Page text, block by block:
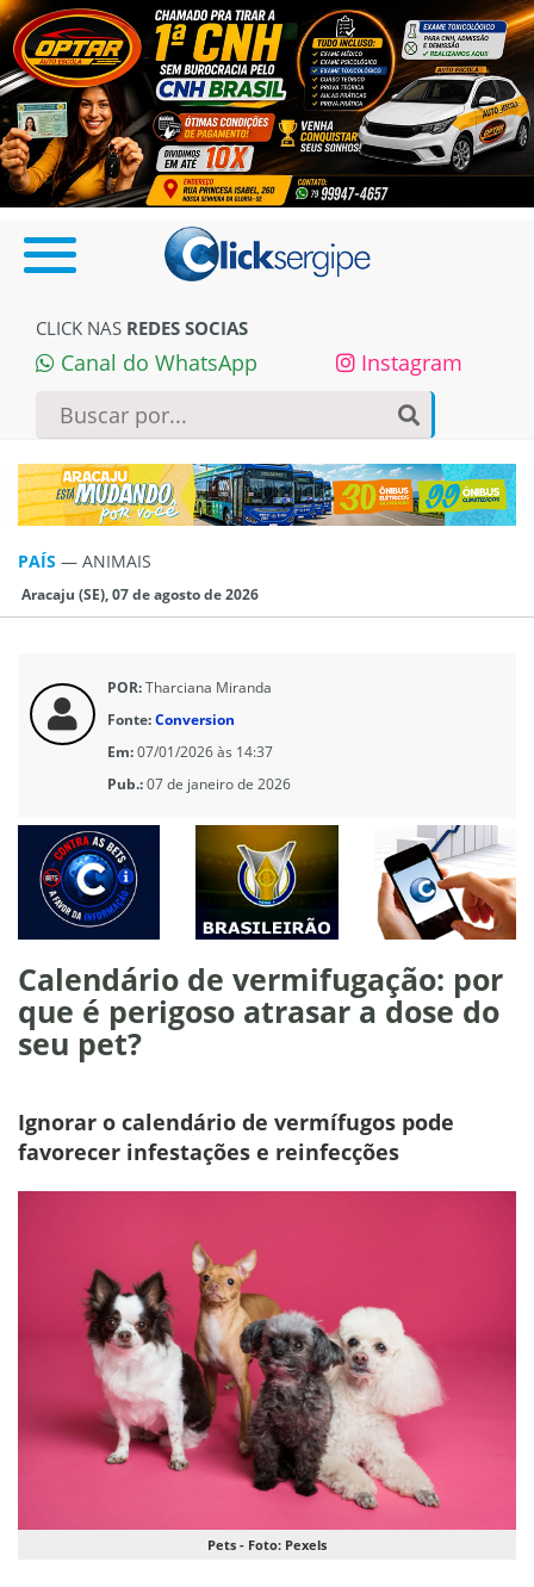
CLICK NAS REDES SOCIAS
Canal do WhatsApp Instagram
PAÍS — ANIMAIS
Aracaju (SE), 07 de agosto de 2026
POR:Tharciana Miranda
Fonte:Conversion
Em:07/01/2026 às 14:37
Pub.:07 de janeiro de 2026
Calendário de vermifugação: por
que é perigoso atrasar a dose do
seu pet?
Ignorar o calendário de vermífugos pode
favorecer infestações e reinfecções
Pets - Foto: Pexels